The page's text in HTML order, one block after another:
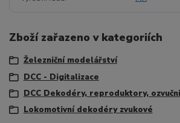
Zboží zařazeno v kategoriích
Železniční modelářství
DCC - Digitalizace
DCC Dekodéry, reproduktory,
Lokomotivní dekodéry zvukové